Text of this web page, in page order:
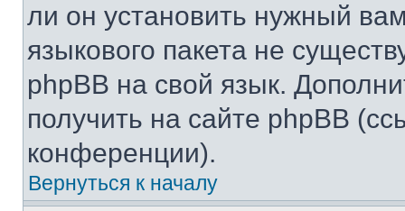
ли он установить нужный
языкового пакета не
phpBB на свой язык.
получить на сайте phpBB
конференции).
Вернуться к началу